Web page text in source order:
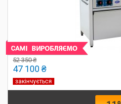
52 350 ₴
47 100 ₴
закінчується